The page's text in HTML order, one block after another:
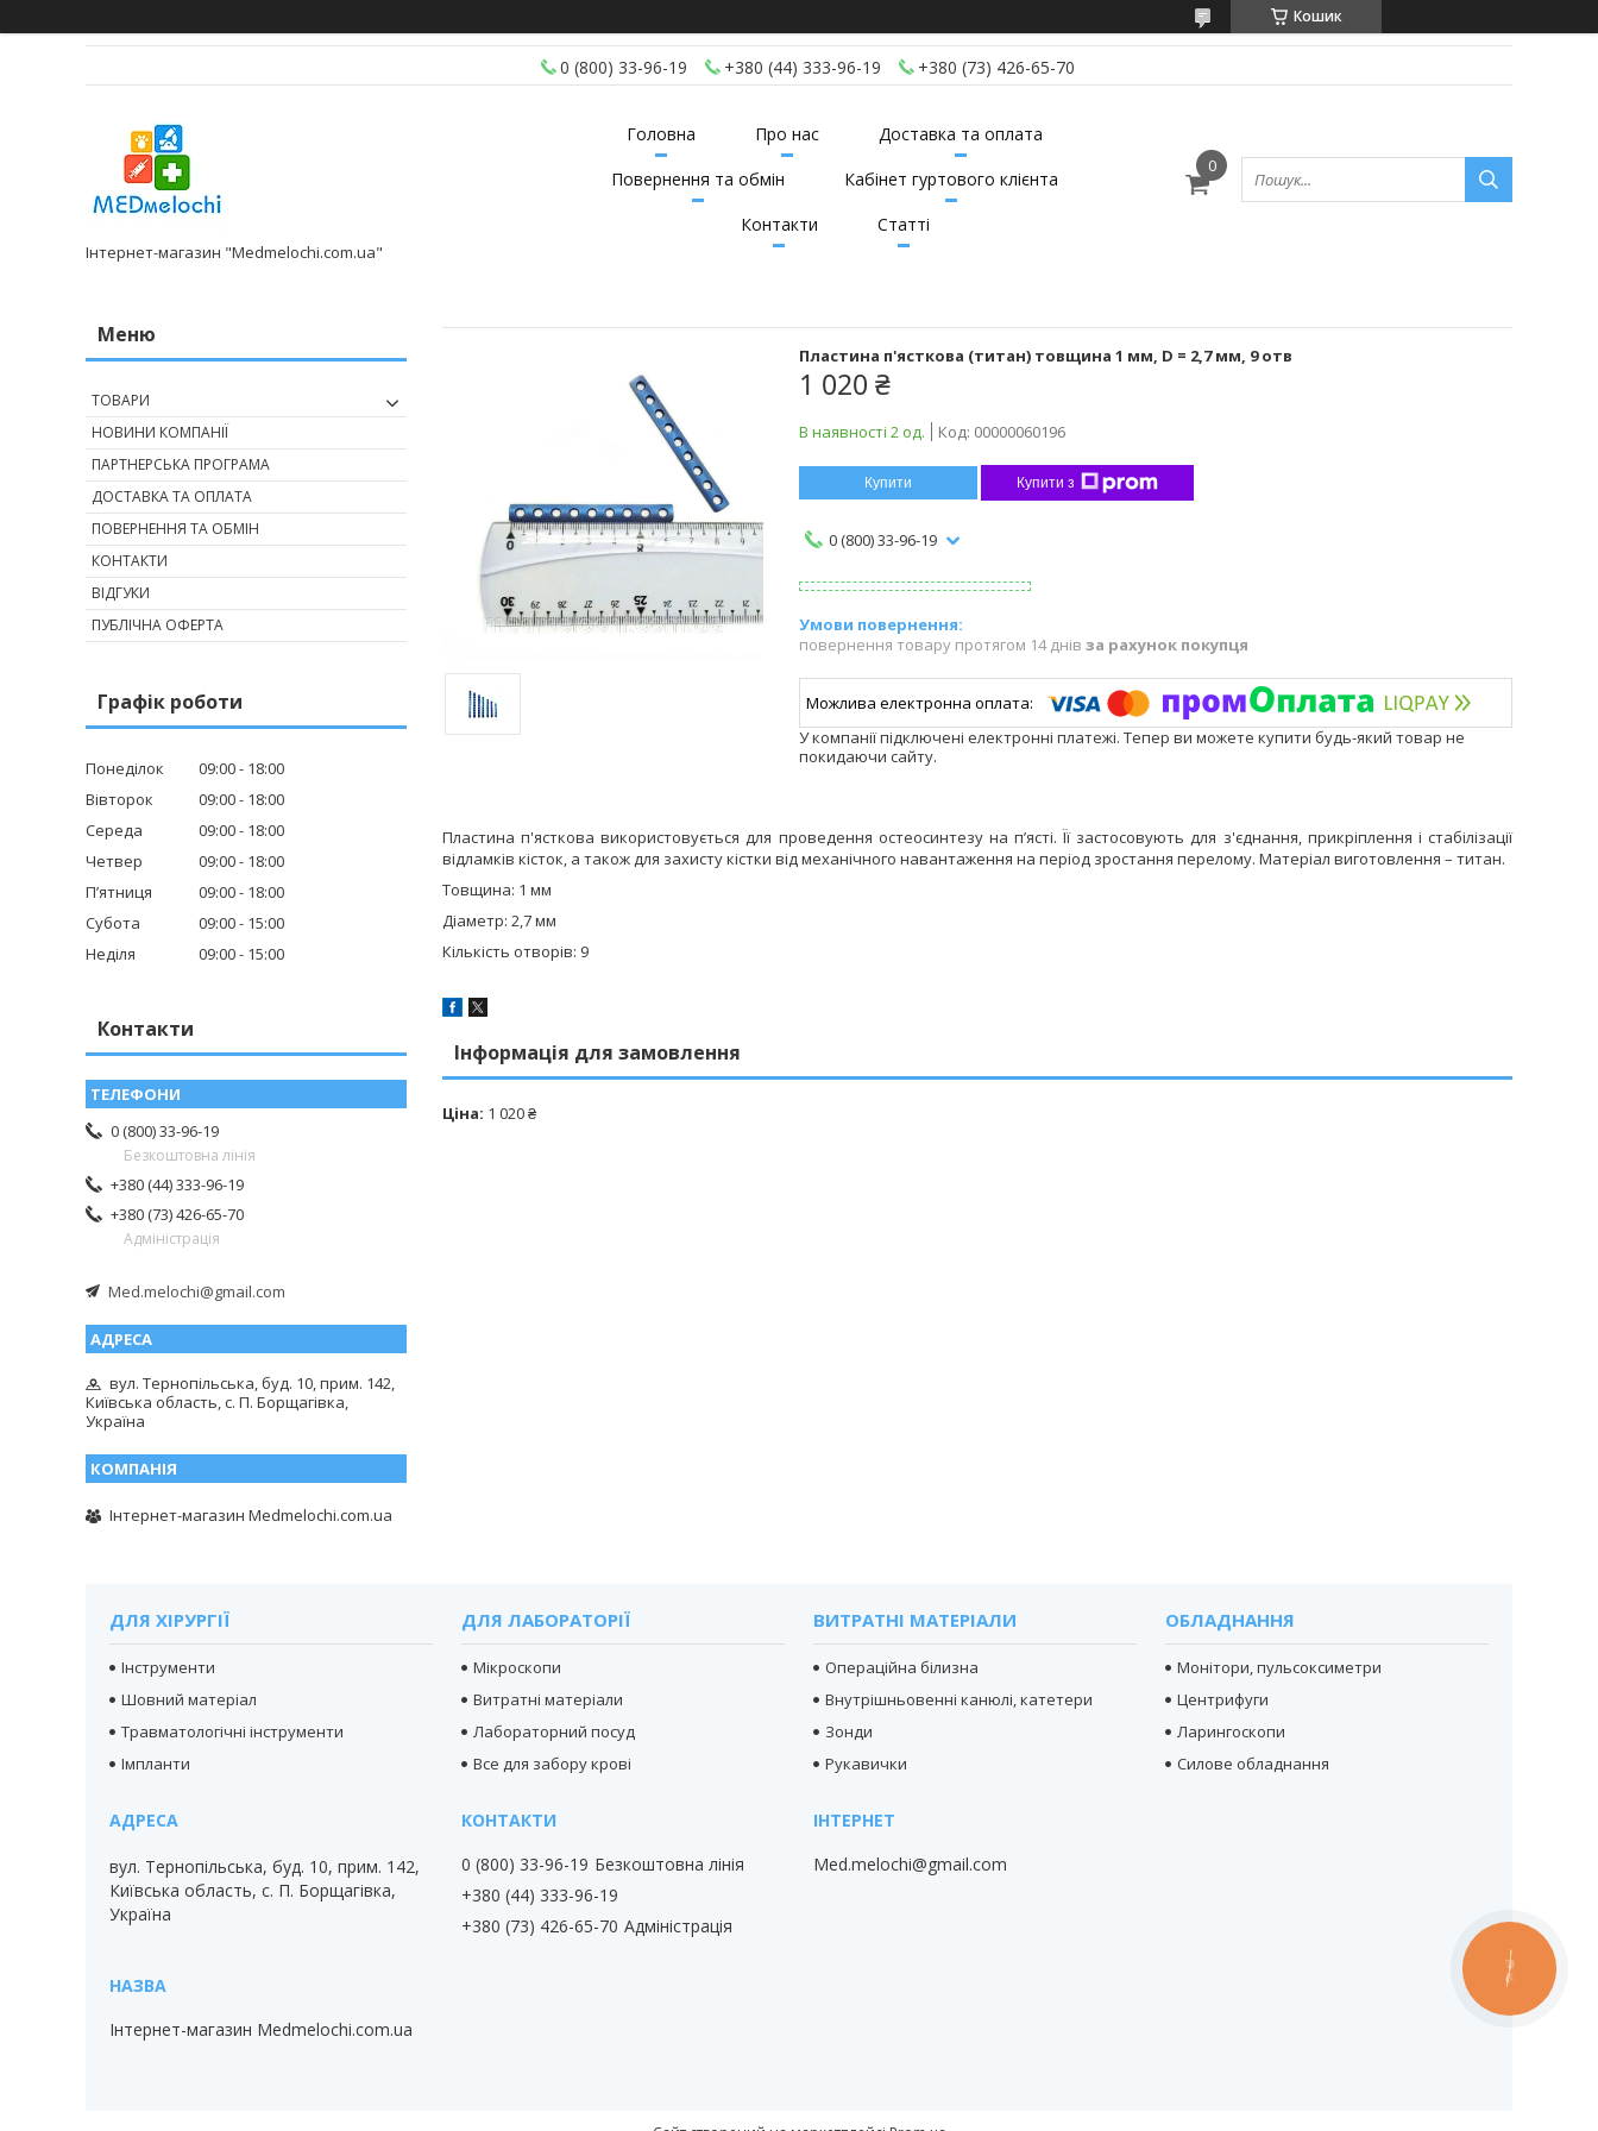
Кошик
0 (800) 33-96-19 +380 (44) 333-96-19 +380 (73) 426-65-70
Інтернет-магазин "Medmelochi.com.ua"
Головна Про нас
Доставка та оплата
Повернення та обмін
Кабінет гуртового клієнта
Контакти
Статті
Пластина п'ясткова (титан) товщина 1 мм, D = 2,7 мм, 9 отв
1 020 ₴
В наявності 2 од. Код: 00000060196
Купити Купити з
0 (800) 33-96-19
повернення товару протягом 14 днів за рахунок покупця
У компанії підключені електронні платежі. Тепер ви можете купити будь-який товар не
покидаючи сайту.
Пластина п'ясткова використовується для проведення остеосинтезу на п’ясті. Її застосовують для з'єднання, прикріплення і стабілізації
відламків кісток, а також для захисту кістки від механічного навантаження на період зростання перелому. Матеріал виготовлення – титан.
Товщина: 1 мм
Діаметр: 2,7 мм
Кількість отворів: 9
Інформація для замовлення
Ціна: 1 020 ₴
ТОВАРИ
НОВИНИ КОМПАНІЇ
ПАРТНЕРСЬКА ПРОГРАМА
ДОСТАВКА ТА ОПЛАТА
ПОВЕРНЕННЯ ТА ОБМІН
КОНТАКТИ
ВІДГУКИ
ПУБЛІЧНА ОФЕРТА
Графік роботи
Понеділок 09:00
18:00
Вівторок
09:00
18:00
Середа
09:00
18:00
Четвер
09:00
18:00
Пʼятниця
09:00
18:00
Субота
09:00
15:00
Неділя
09:00 15:00
Контакти
0 (800) 33-96-19
Безкоштовна лінія
+380 (44) 333-96-19
+380 (73) 426-65-70
Адміністрація
Med.melochi@gmail.com
вул. Тернопільська, буд. 10, прим. 142,
Київська область, с. П. Борщагівка,
Україна
Інтернет-магазин Medmelochi.com.ua
ДЛЯ ХІРУРГІЇ
Інструменти
Шовний матеріал
Травматологічні інструменти
Імпланти
ДЛЯ ЛАБОРАТОРІЇ
Мікроскопи
Витратні матеріали
Лабораторний посуд
Все для забору крові
ВИТРАТНІ МАТЕРІАЛИ
Операційна білизна
Внутрішньовенні канюлі, катетери
Зонди
Рукавички
ОБЛАДНАННЯ
Монітори, пульсоксиметри
Центрифуги
Ларингоскопи
Силове обладнання
вул. Тернопільська, буд. 10, прим. 142,
Київська область, с. П. Борщагівка,
Україна
Інтернет-магазин Medmelochi.com.ua
0 (800) 33-96-19 Безкоштовна лінія
+380 (44) 333-96-19
+380 (73) 426-65-70 Адміністрація
Med.melochi@gmail.com
КНОПКА
ЗВ'ЯЗКУ